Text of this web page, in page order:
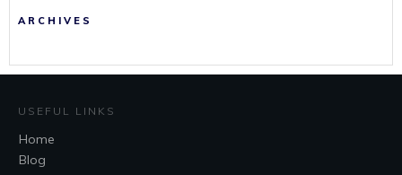
ARCHIVES
USEFUL LINKS
Home
Blog